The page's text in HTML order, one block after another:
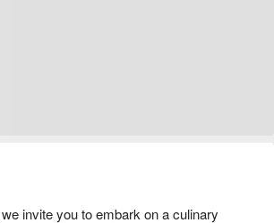
invite you to embark on a culinary